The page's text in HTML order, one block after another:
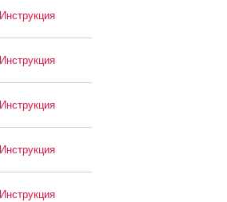
Инструкция
Инструкция
Инструкция
Инструкция
Инструкция